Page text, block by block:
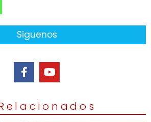
Siguenos